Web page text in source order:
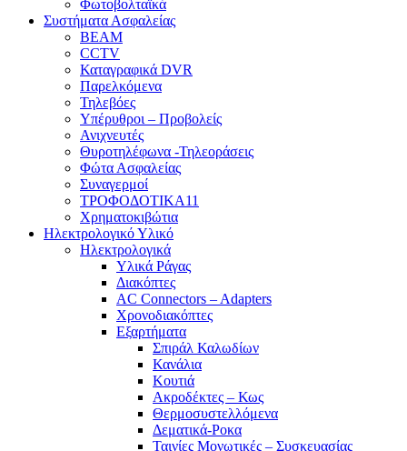
Φωτοβολταϊκά
Συστήματα Ασφαλείας
BEAM
CCTV
Καταγραφικά DVR
Παρελκόμενα
Τηλεβόες
Υπέρυθροι – Προβολείς
Ανιχνευτές
Θυροτηλέφωνα -Τηλεοράσεις
Φώτα Ασφαλείας
Συναγερμοί
ΤΡΟΦΟΔΟΤΙΚΑ11
Χρηματοκιβώτια
Ηλεκτρολογικό Υλικό
Ηλεκτρολογικά
Υλικά Ράγας
Διακόπτες
AC Connectors – Adapters
Χρονοδιακόπτες
Εξαρτήματα
Σπιράλ Καλωδίων
Κανάλια
Κουτιά
Ακροδέκτες – Κως
Θερμοσυστελλόμενα
Δεματικά-Ροκα
Ταινίες Μονωτικές – Συσκευασίας